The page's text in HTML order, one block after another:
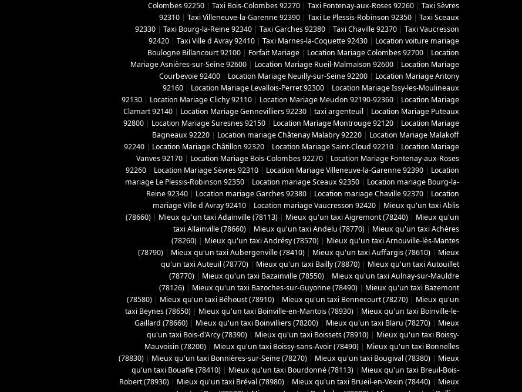
Colombes 92250 | Taxi Bois-Colombes 92270 | Taxi Fontenay-aux-Roses 92260 | Taxi Sèvres
92310 | Taxi Villeneuve-la-Garenne 92390 | Taxi Le Plessis-Robinson 92350 | Taxi Sceaux
92330 | Taxi Bourg-la-Reine 92340 | Taxi Garches 92380 | Taxi Chaville 92370 | Taxi Vaucresson
92420 | Taxi Ville d Avray 92410 | Taxi Marnes-la-Coquette 92430 | Location voiture mariage
Boulogne Billancourt 92100 | Forfait Mariage | Location Mariage Colombes 92700 | Location
Mariage Asnières-sur-Seine 92600 | Location Mariage Rueil-Malmaison 92600 | Location Mariage
Courbevoie 92400 | Location Mariage Neuilly-sur-Seine 92200 | Location Mariage Antony
92160 | Location Mariage Levallois-Perret 92300 | Location Mariage Issy-les-Moulineaux
92130 | Location Mariage Clichy 92110 | Location Mariage Meudon 92190-92360 | Location Mariage
Clamart 92140 | Location Mariage Gennevilliers 92230 | taxi argenteuil | Location Mariage Puteaux
92800 | Location Mariage Suresnes 92150 | Location Mariage Montrouge 92120 | Location Mariage
Bagneaux 92220 | Location mariage Châtenay Malabry 92220 | Location Mariage Malakoff
92240 | Location Mariage Châtillon 92320 | Location Mariage Saint-Cloud 92210 | Location Mariage
Vanves 92170 | Location Mariage Bois-Colombes 92270 | Location Mariage Fontenay-aux-Roses
92260 | Location Mariage Sèvres 92310 | Location Mariage Villeneuve-la-Garenne 92390 | Location
mariage Le Plessis-Robinson 92350 | Location mariage Sceaux 92350 | Location mariage Bourg-la-
Reine 92340 | Location mariage Garches 92380 | Location mariage Chaville 92370 | Location
mariage Ville d Avray 92410 | Location mariage Vaucresson 92420 | Mieux qu'un taxi Ablis
(78660) | Mieux qu'un taxi Adainville (78113) | Mieux qu'un taxi Aigremont (78240) | Mieux qu'un
taxi Allainville (78660) | Mieux qu'un taxi Andelu (78770) | Mieux qu'un taxi Achères
(78260) | Mieux qu'un taxi Andrésy (78570) | Mieux qu'un taxi Arnouville-lès-Mantes
(78790) | Mieux qu'un taxi Aubergenville (78410) | Mieux qu'un taxi Auffargis (78610) | Mieux
qu'un taxi Auteuil (78770) | Mieux qu'un taxi Bailly (78870) | Mieux qu'un taxi Autouillet
(78770) | Mieux qu'un taxi Bazainville (78550) | Mieux qu'un taxi Aulnay-sur-Mauldre
(78126) | Mieux qu'un taxi Bazoches-sur-Guyonne (78490) | Mieux qu'un taxi Bazemont
(78580) | Mieux qu'un taxi Béhoust (78910) | Mieux qu'un taxi Bennecourt (78270) | Mieux qu'un
taxi Beynes (78650) | Mieux qu'un taxi Boinville-en-Mantois (78930) | Mieux qu'un taxi Boinville-le-
Gaillard (78660) | Mieux qu'un taxi Boinvilliers (78200) | Mieux qu'un taxi Blaru (78270) | Mieux
qu'un taxi Bois-d'Arcy (78390) | Mieux qu'un taxi Boissets (78910) | Mieux qu'un taxi Boissy-
Mauvoisin (78200) | Mieux qu'un taxi Boissy-sans-Avoir (78490) | Mieux qu'un taxi Bonnelles
(78830) | Mieux qu'un taxi Bonnières-sur-Seine (78270) | Mieux qu'un taxi Bougival (78380) | Mieux
qu'un taxi Bouafle (78410) | Mieux qu'un taxi Bourdonné (78113) | Mieux qu'un taxi Breuil-Bois-
Robert (78930) | Mieux qu'un taxi Bréval (78980) | Mieux qu'un taxi Brueil-en-Vexin (78440) | Mieux